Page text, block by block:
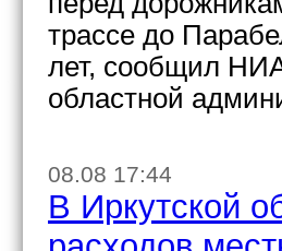
трассе до
лет, сообщил
областной
08.08 17:44
В Иркутской